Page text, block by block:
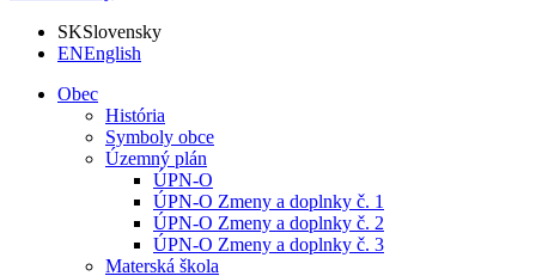
SKSlovensky
ENEnglish
Obec
História
Symboly obce
Územný plán
ÚPN-O
ÚPN-O Zmeny a doplnky č. 1
ÚPN-O Zmeny a doplnky č. 2
ÚPN-O Zmeny a doplnky č. 3
Materská škola